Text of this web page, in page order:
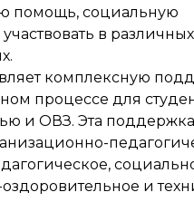
помощь, социальную
в различных
комплексную
процессе для
и ОВЗ. Эта поддержка
и